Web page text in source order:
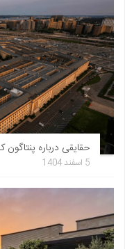
حقایقی درباره
5 اسفند 1404